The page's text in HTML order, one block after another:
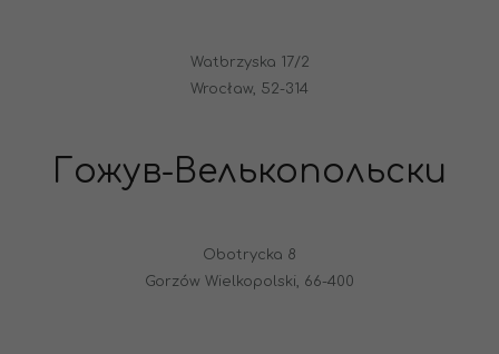
Watbrzyska 17/2
Wrocław, 52-314
Гожув-Велькопольски
Obotrycka 8
Gorzów Wielkopolski, 66-400